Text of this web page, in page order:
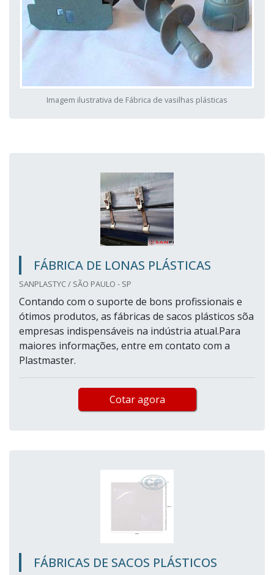
Imagem ilustrativa de Fábrica de vasilhas plásticas
FÁBRICA DE LONAS PLÁSTICAS
SANPLASTYC / SÃO PAULO - SP
Contando com o suporte de bons profissionais e
ótimos produtos, as fábricas de sacos plásticos sõa
empresas indispensáveis na indústria atual.Para
maiores informações, entre em contato com a
Plastmaster.
Cotar agora
FÁBRICAS DE SACOS PLÁSTICOS